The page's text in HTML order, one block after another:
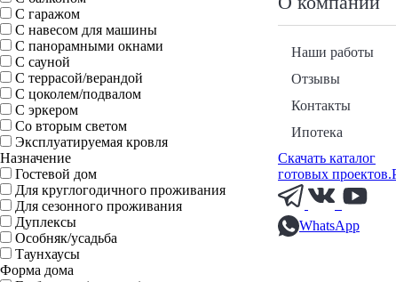
Наши работы
Отзывы
Контакты
Ипотека
Скачать каталог
готовых
WhatsApp
С гаражом
С навесом для машины
С панорамными окнами
С сауной
С террасой/верандой
С цоколем/подвалом
С эркером
Со вторым светом
Эксплуатируемая кровля
Назначение
Гостевой дом
Для круглогодичного проживания
Для сезонного проживания
Дуплексы
Особняк/усадьба
Таунхаусы
Форма дома